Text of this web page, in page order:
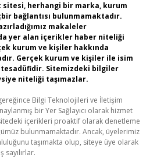
sitesi, herhangi bir marka, kurum
bağlantısı bulunmamaktadır.
makaleler
yer alan içerikler haber niteliği
kurum ve kişiler hakkında
Gerçek kurum ve kişiler ile isim
Sitemizdeki bilgiler
niteliği taşımazlar.
Bilgi Teknolojileri ve İletişim
bir Yer Sağlayıcı olarak hizmet
içerikleri proaktif olarak denetleme
bulunmamaktadır. Ancak, üyelerimiz
taşımakta olup, siteye üye olarak